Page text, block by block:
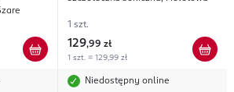
1 szt.
129,99 zł
1 szt. = 129,99 zł
Niedostępny online